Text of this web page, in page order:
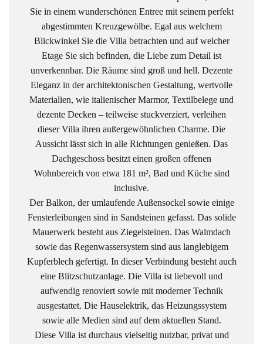
Sie in einem wunderschönen Entree mit seinem perfekt
abgestimmten Kreuzgewölbe. Egal aus welchem
Blickwinkel Sie die Villa betrachten und auf welcher
Etage Sie sich befinden, die Liebe zum Detail ist
unverkennbar. Die Räume sind groß und hell. Dezente
Eleganz in der architektonischen Gestaltung, wertvolle
Materialien, wie italienischer Marmor, Textilbelege und
dezente Decken – teilweise stuckverziert, verleihen
dieser Villa ihren außergewöhnlichen Charme. Die
Aussicht lässt sich in alle Richtungen genießen. Das
Dachgeschoss besitzt einen großen offenen
Wohnbereich von etwa 181 m², Bad und Küche sind
inclusive.
Der Balkon, der umlaufende Außensockel sowie einige
Fensterleibungen sind in Sandsteinen gefasst. Das solide
Mauerwerk besteht aus Ziegelsteinen. Das Walmdach
sowie das Regenwassersystem sind aus langlebigem
Kupferblech gefertigt. In dieser Verbindung besteht auch
eine Blitzschutzanlage. Die Villa ist liebevoll und
aufwendig renoviert sowie mit moderner Technik
ausgestattet. Die Hauselektrik, das Heizungssystem
sowie alle Medien sind auf dem aktuellen Stand.
Diese Villa ist durchaus vielseitig nutzbar, privat und